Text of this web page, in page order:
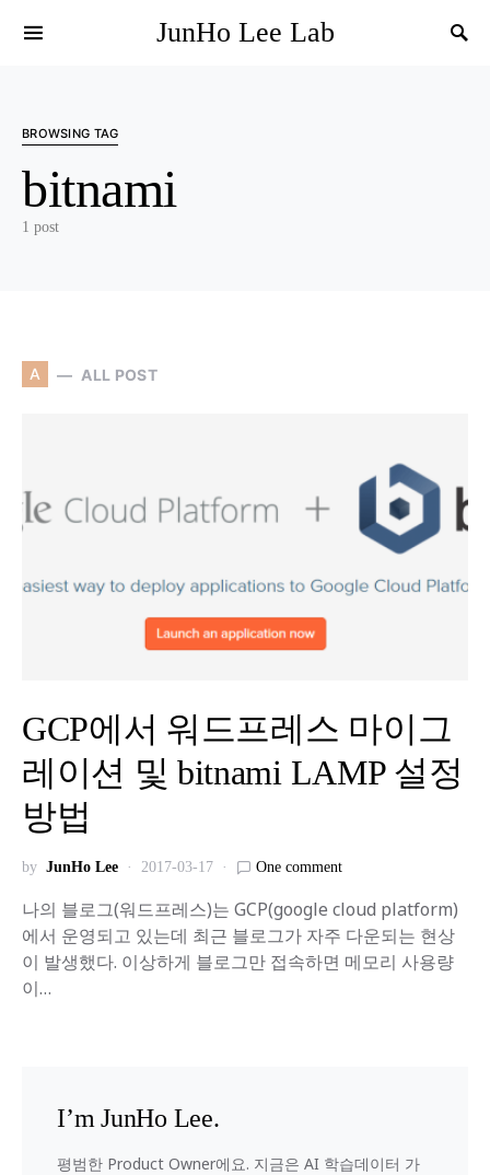
JunHo Lee Lab
BROWSING TAG
bitnami
1 post
A ALL POST
GCP에서 워드프레스 마이그
레이션 및 bitnami LAMP 설정
방법
by JunHo Lee 2017-03-17 One comment
나의 블로그(워드프레스)는 GCP(google cloud platform)
에서 운영되고 있는데 최근 블로그가 자주 다운되는 현상
이 발생했다. 이상하게 블로그만 접속하면 메모리 사용량
이…
I’m JunHo Lee.
평범한 Product Owner에요. 지금은 AI 학습데이터 가